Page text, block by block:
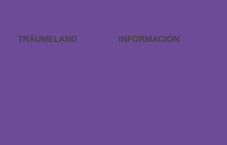
TRÄUMELAND INFORMACIÓN